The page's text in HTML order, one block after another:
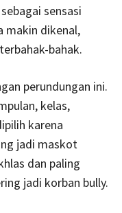
sensasi
makin dikenal,
bahak.
perundungan ini.
kelas,
karena
jadi maskot
dan paling
jadi korban bully.